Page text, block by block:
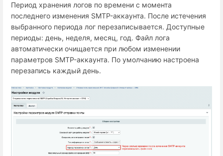
Период хранения логов по времени с момента
последнего изменения SMTP-аккаунта. После истечения
выбранного периода лог перезаписывается. Доступные
периоды: день, неделя, месяц, год. Файл лога
автоматически очищается при любом изменении
параметров SMTP-аккаунта. По умолчанию настроена
перезапись каждый день.